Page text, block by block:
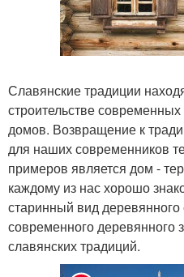
Славянские традиции
строительстве
домов. Возвращение к
для наших современников
примеров является дом -
каждому из нас хорошо
старинный вид деревянного
современного деревянного
славянских традиций.